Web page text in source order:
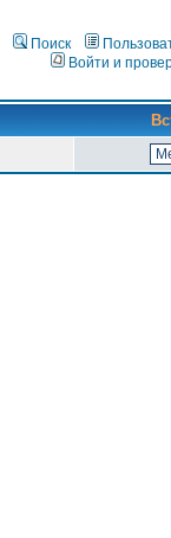
Поиск
Войти и